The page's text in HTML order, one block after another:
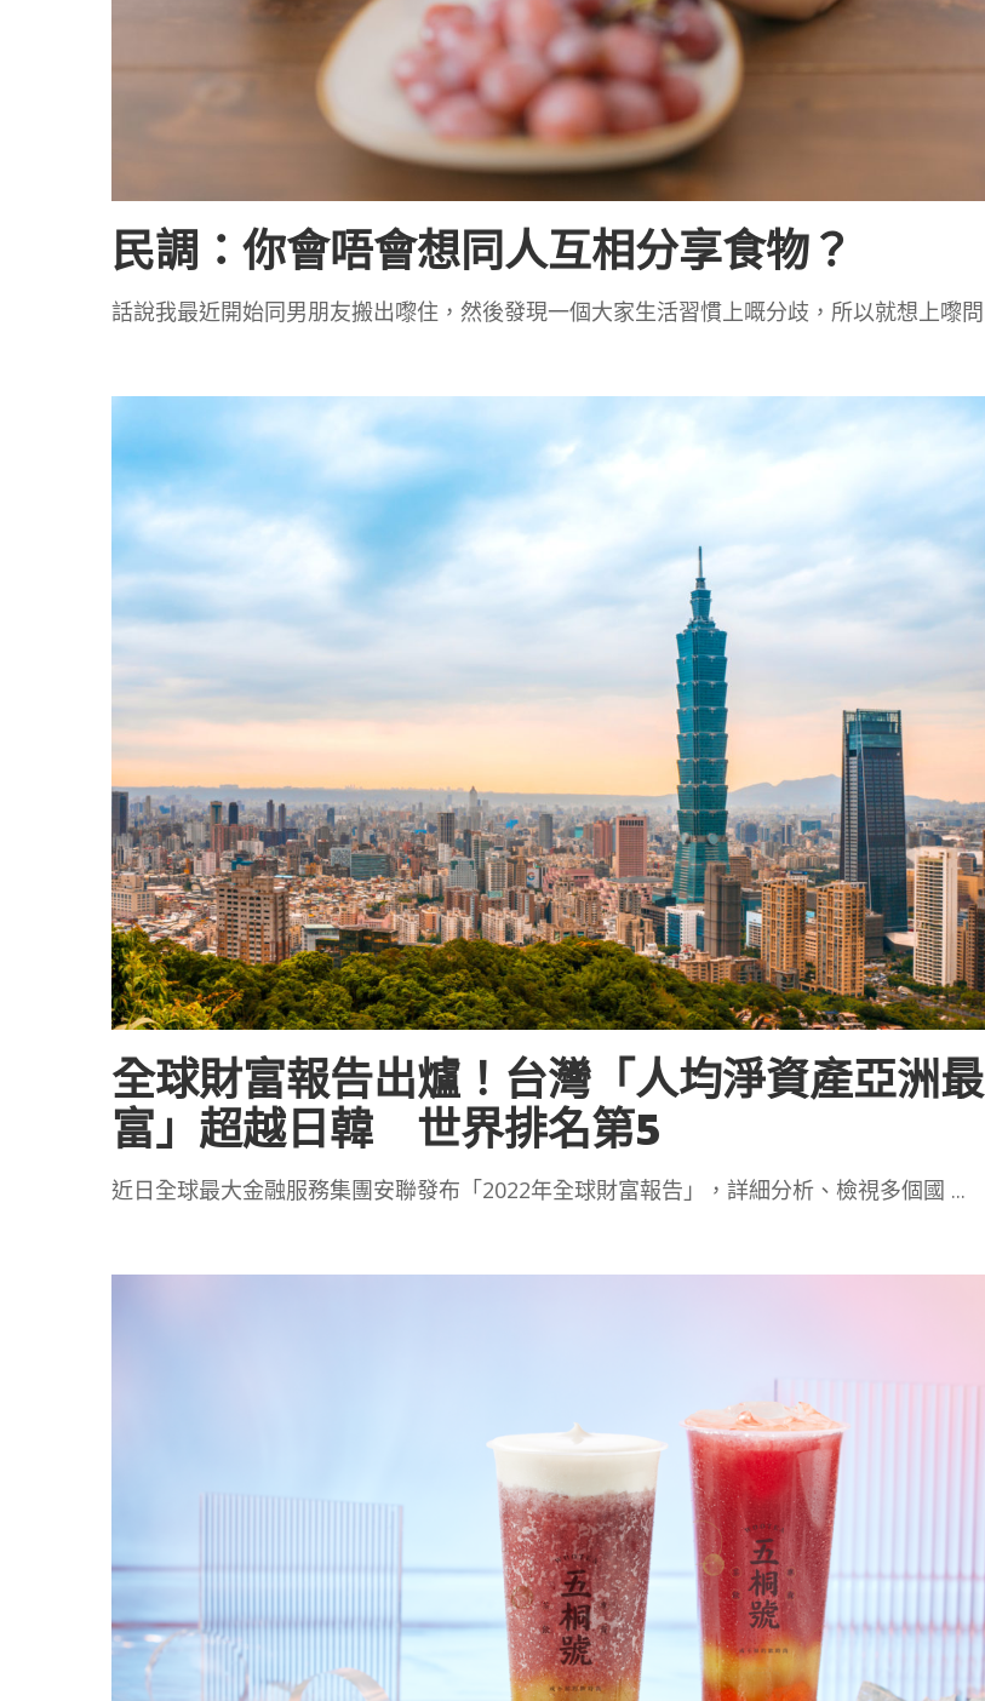
民調：你會唔會想同人互相分享食物？
話說我最近開始同男朋友搬出嚟住，然後發現一個大家生活習慣上嘅分歧，所以就想上嚟問
全球財富報告出爐！台灣「人均淨資產亞洲最
富」超越日韓 世界排名第5
近日全球最大金融服務集團安聯發布「2022年全球財富報告」，詳細分析、檢視多個國 ...